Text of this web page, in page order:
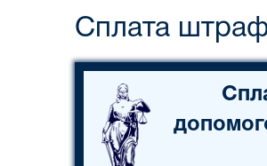
Сплата